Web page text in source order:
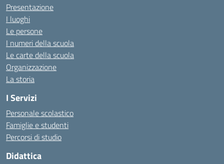
Presentazione
I luoghi
Le persone
I numeri della scuola
Le carte della scuola
Organizzazione
La storia
I Servizi
Personale scolastico
Famiglie e studenti
Percorsi di studio
Didattica